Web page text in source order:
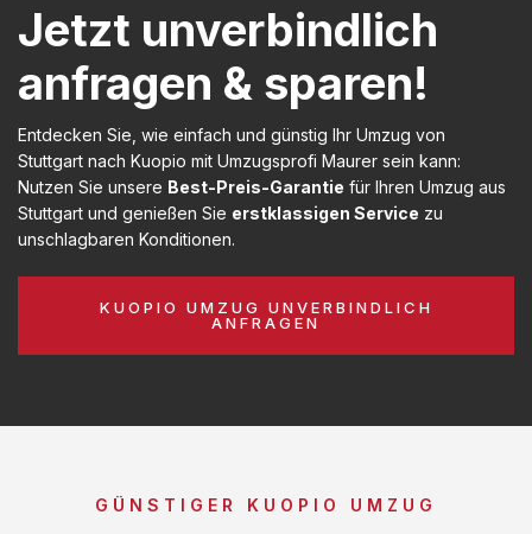
Jetzt unverbindlich
anfragen & sparen!
Entdecken Sie, wie einfach und günstig Ihr Umzug von
Stuttgart nach Kuopio mit Umzugsprofi Maurer sein kann:
Nutzen Sie unsere Best-Preis-Garantie für Ihren Umzug aus
Stuttgart und genießen Sie erstklassigen Service zu
unschlagbaren Konditionen.
KUOPIO UMZUG UNVERBINDLICH
ANFRAGEN
GÜNSTIGER KUOPIO UMZUG